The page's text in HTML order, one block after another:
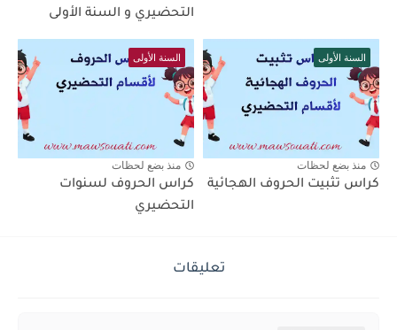
التحضيري و السنة الأولى
السنة الأولى
منذ بضع لحظات
كراس تثبيت الحروف الهجائية
السنة الأولى
منذ بضع لحظات
كراس الحروف لسنوات
التحضيري
تعليقات